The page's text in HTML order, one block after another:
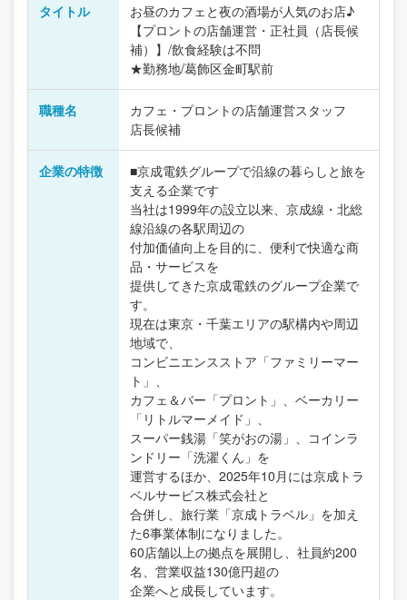
タイトル
お昼のカフェと夜の酒場が人気のお店♪
【プロントの店舗運営・正社員（店長候
補）】/飲食経験は不問
★勤務地/葛飾区金町駅前
職種名
カフェ・プロントの店舗運営スタッフ
店長候補
企業の特徴
■京成電鉄グループで沿線の暮らしと旅を
支える企業です
当社は1999年の設立以来、京成線・北総
線沿線の各駅周辺の
付加価値向上を目的に、便利で快適な商
品・サービスを
提供してきた京成電鉄のグループ企業で
す。
現在は東京・千葉エリアの駅構内や周辺
地域で、
コンビニエンスストア「ファミリーマー
ト」、
カフェ＆バー「プロント」、ベーカリー
「リトルマーメイド」、
スーパー銭湯「笑がおの湯」、コインラ
ンドリー「洗濯くん」を
運営するほか、2025年10月には京成トラ
ベルサービス株式会社と
合併し、旅行業「京成トラベル」を加え
た6事業体制になりました。
60店舗以上の拠点を展開し、社員約200
名、営業収益130億円超の
企業へと成長しています。